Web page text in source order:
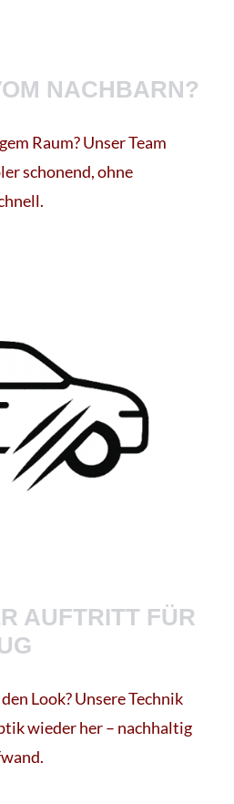
NACHBARN?
Raum? Unser Team
schonend, ohne
AUFTRITT FÜR
Look? Unsere Technik
wieder her – nachhaltig